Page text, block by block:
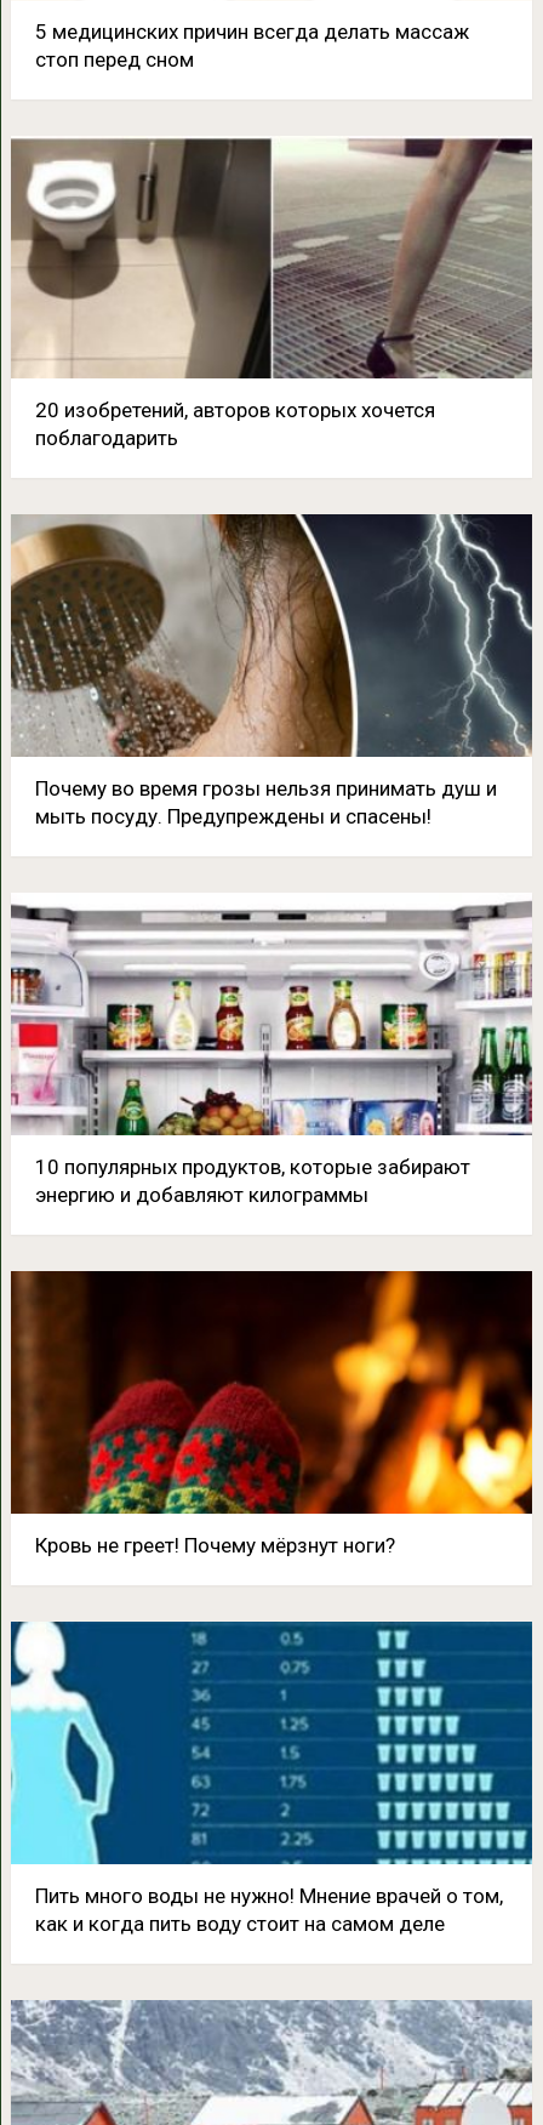
5 медицинских причин всегда делать массаж
стоп перед сном
20 изобретений, авторов которых хочется
поблагодарить
Почему во время грозы нельзя принимать душ и
мыть посуду. Предупреждены и спасены!
10 популярных продуктов, которые забирают
энергию и добавляют килограммы
Кровь не греет! Почему мёрзнут ноги?
Пить много воды не нужно! Мнение врачей о том,
как и когда пить воду стоит на самом деле